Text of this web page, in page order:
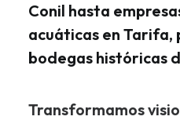
Conil hasta
acuáticas en Tarifa,
bodegas históricas
Transformamos